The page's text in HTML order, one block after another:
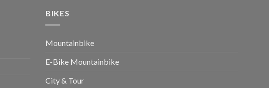
BIKES
Mountainbike
E-Bike Mountainbike
City & Tour